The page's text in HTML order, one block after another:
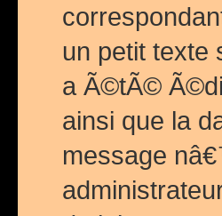
un petit
a Ã©tÃ©
ainsi que la
message